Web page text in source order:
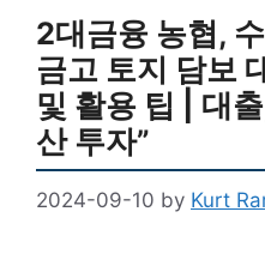
2대금융 농협,
금고 토지 담보
및 활용 팁 | 대
산 투자”
2024-09-10 by Kurt